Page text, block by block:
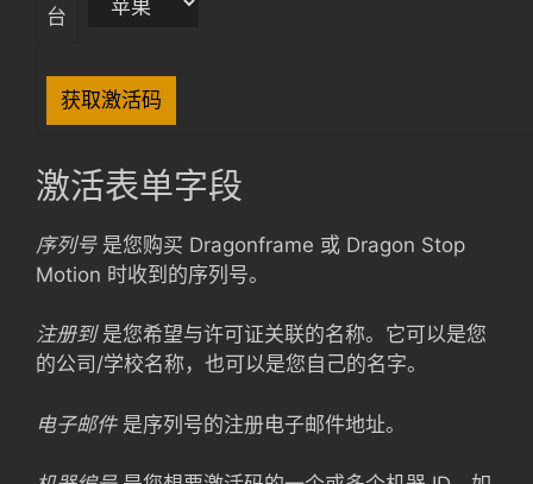
台
激活表单字段
序列号是您购买 Dragonframe 或 Dragon Stop
Motion 时收到的序列号。
注册到是您希望与许可证关联的名称。它可以是您
的公司/学校名称，也可以是您自己的名字。
电子邮件是序列号的注册电子邮件地址。